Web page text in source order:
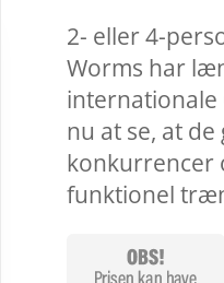
2- eller 4-
Worms har
internationale
nu at se, at
konkurrencer
funktionel